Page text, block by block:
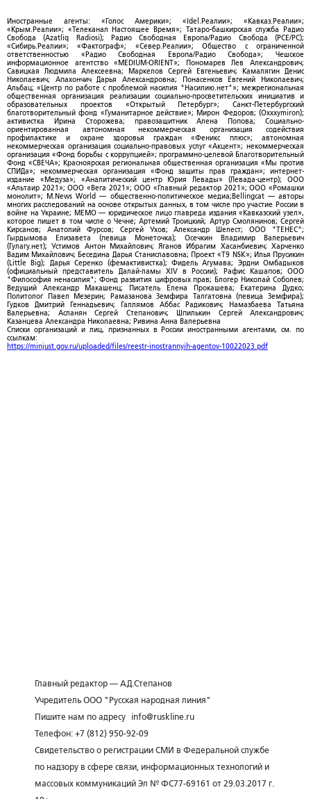
Иностранные агенты: «Голос Америки»; «Idel.Реалии»; «Кавказ.Реалии»;
«Крым.Реалии»; «Телеканал Настоящее Время»; Татаро-башкирская служба Радио
Свобода (Azatliq Radiosi); Радио Свободная Европа/Радио Свобода (PCE/PC);
«Сибирь.Реалии»; «Фактограф»; «Север.Реалии»; Общество с ограниченной
ответственностью «Радио Свободная Европа/Радио Свобода»; Чешское
информационное агентство «MEDIUM-ORIENT»; Пономарев Лев Александрович;
Савицкая Людмила Алексеевна; Маркелов Сергей Евгеньевич; Камалягин Денис
Николаевич; Апахончич Дарья Александровна; Понасенков Евгений Николаевич;
Альбац; «Центр по работе с проблемой насилия "Насилию.нет"»; межрегиональная
общественная организация реализации социально-просветительских инициатив и
образовательных проектов «Открытый Петербург»; Санкт-Петербургский
благотворительный фонд «Гуманитарное действие»; Мирон Федоров; (Oxxxymiron);
активистка Ирина Сторожева; правозащитник Алена Попова; Социально-
ориентированная автономная некоммерческая организация содействия
профилактике и охране здоровья граждан «Феникс плюс»; автономная
некоммерческая организация социально-правовых услуг «Акцент»; некоммерческая
организация «Фонд борьбы с коррупцией»; программно-целевой Благотворительный
Фонд «СВЕЧА»; Красноярская региональная общественная организация «Мы против
СПИДа»; некоммерческая организация «Фонд защиты прав граждан»; интернет-
издание «Медуза»; «Аналитический центр Юрия Левады» (Левада-центр); ООО
«Альтаир 2021»; ООО «Вега 2021»; ООО «Главный редактор 2021»; ООО «Ромашки
монолит»; M.News World — общественно-политическое медиа;Bellingcat — авторы
многих расследований на основе открытых данных, в том числе про участие России в
войне на Украине; МЕМО — юридическое лицо главреда издания «Кавказский узел»,
которое пишет в том числе о Чечне; Артемий Троицкий; Артур Смолянинов; Сергей
Кирсанов; Анатолий Фурсов; Сергей Ухов; Александр Шелест; ООО "ТЕНЕС";
Гырдымова Елизавета (певица Монеточка); Осечкин Владимир Валерьевич
(Гулагу.нет); Устимов Антон Михайлович; Яганов Ибрагим Хасанбиевич; Харченко
Вадим Михайлович; Беседина Дарья Станиславовна; Проект «T9 NSK»; Илья Прусикин
(Little Big); Дарья Серенко (фемактивистка); Фидель Агумава; Эрдни Омбадыков
(официальный представитель Далай-ламы XIV в России); Рафис Кашапов; ООО
"Философия ненасилия"; Фонд развития цифровых прав; Блогер Николай Соболев;
Ведущий Александр Макашенц; Писатель Елена Прокашева; Екатерина Дудко;
Политолог Павел Мезерин; Рамазанова Земфира Талгатовна (певица Земфира);
Гудков Дмитрий Геннадьевич; Галлямов Аббас Радикович; Намазбаева Татьяна
Валерьевна; Асланян Сергей Степанович; Шпилькин Сергей Александрович;
Казанцева Александра Николаевна; Ривина Анна Валерьевна
Списки организаций и лиц, признанных в России иностранными агентами, см. по
ссылкам:
https://minjust.gov.ru/uploaded/files/reestr-inostrannyih-agentov-10022023.pdf
Главный редактор — А.Д.Степанов
Учредитель ООО "Русская народная линия"
Пишите нам по адресу
info@ruskline.ru
Телефон: +7 (812) 950-92-09
Свидетельство о регистрации СМИ в Федеральной службе
по надзору в сфере связи, информационных технологий и
массовых коммуникаций Эл № ФС77-69161 от 29.03.2017 г.